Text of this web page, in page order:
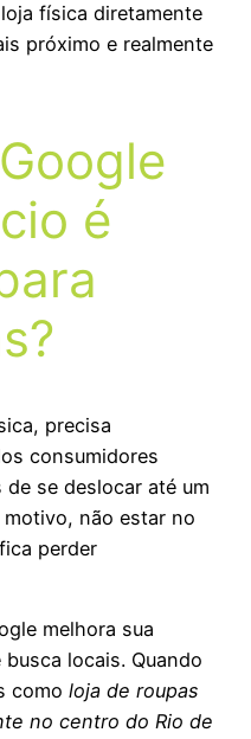
física diretamente
próximo e realmente
é
precisa
consumidores
se deslocar até um
não estar no
perder
melhora sua
locais. Quando
como loja de roupas
no centro do Rio de